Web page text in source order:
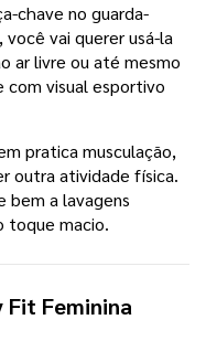
chave no guarda-
vai querer usá-la
ar livre ou até mesmo
com visual esportivo
pratica musculação,
outra atividade física.
bem a lavagens
toque macio.
Fit Feminina